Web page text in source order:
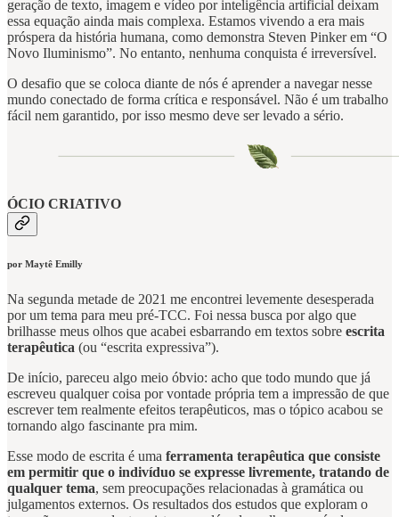
geração de texto, imagem e vídeo por inteligência artificial deixam
essa equação ainda mais complexa. Estamos vivendo a era mais
próspera da história humana, como demonstra Steven Pinker em “O
Novo Iluminismo”. No entanto, nenhuma conquista é irreversível.
O desafio que se coloca diante de nós é aprender a navegar nesse
mundo conectado de forma crítica e responsável. Não é um trabalho
fácil nem garantido, por isso mesmo deve ser levado a sério.
ÓCIO CRIATIVO
por Maytê Emilly
Na segunda metade de 2021 me encontrei levemente desesperada
por um tema para meu pré-TCC. Foi nessa busca por algo que
brilhasse meus olhos que acabei esbarrando em textos sobre escrita
terapêutica (ou “escrita expressiva”).
De início, pareceu algo meio óbvio: acho que todo mundo que já
escreveu qualquer coisa por vontade própria tem a impressão de que
escrever tem realmente efeitos terapêuticos, mas o tópico acabou se
tornando algo fascinante pra mim.
Esse modo de escrita é uma ferramenta terapêutica que consiste
em permitir que o indivíduo se expresse livremente, tratando de
qualquer tema, sem preocupações relacionadas à gramática ou
julgamentos externos. Os resultados dos estudos que exploram o